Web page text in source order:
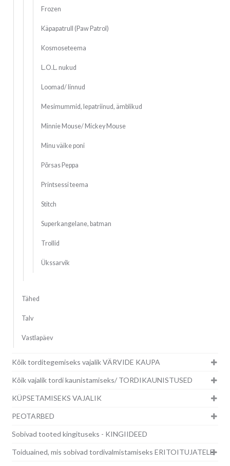
Frozen
Käpapatrull (Paw Patrol)
Kosmoseteema
L.O.L. nukud
Loomad/ linnud
Mesimummid, lepatriinud, ämblikud
Minnie Mouse/ Mickey Mouse
Minu väike poni
Põrsas Peppa
Printsessi teema
Stitch
Superkangelane, batman
Trollid
Ükssarvik
Tähed
Talv
Vastlapäev
Kõik torditegemiseks vajalik VÄRVIDE KAUPA
Kõik vajalik tordi kaunistamiseks/ TORDIKAUNISTUSED
KÜPSETAMISEKS VAJALIK
PEOTARBED
Sobivad tooted kingituseks - KINGIIDEED
Toiduained, mis sobivad tordivalmistamiseks ERITOITUJATELE